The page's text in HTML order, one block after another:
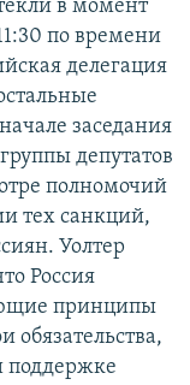
в момент
по времени
делегация
заседания
депутатов
полномочий
тех санкций,
Уолтер
Россия
принципы
обязательства,
поддержке